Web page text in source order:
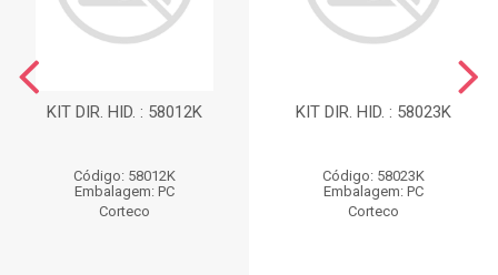
KIT DIR. HID. : 58012K
Código: 58012K
Embalagem: PC
Corteco
KIT DIR. HID. : 58023K
Código: 58023K
Embalagem: PC
Corteco